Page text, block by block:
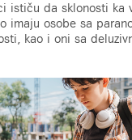
ističu da sklonosti ka
imaju osobe sa
kao i oni sa